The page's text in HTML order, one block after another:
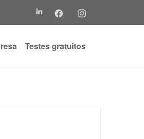
Testes gratuitos